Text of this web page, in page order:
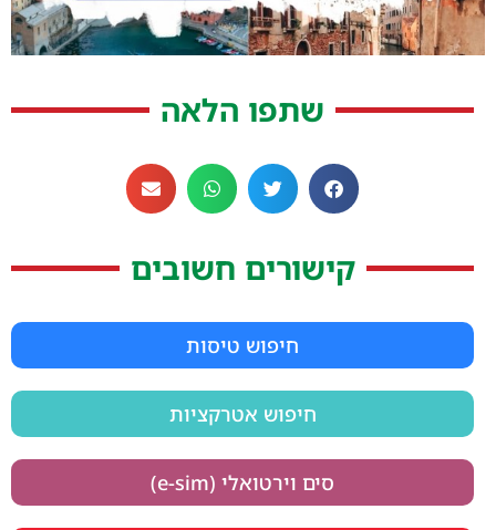
שתפו הלאה
קישורים חשובים
חיפוש טיסות
חיפוש אטרקציות
סים וירטואלי (e-sim)